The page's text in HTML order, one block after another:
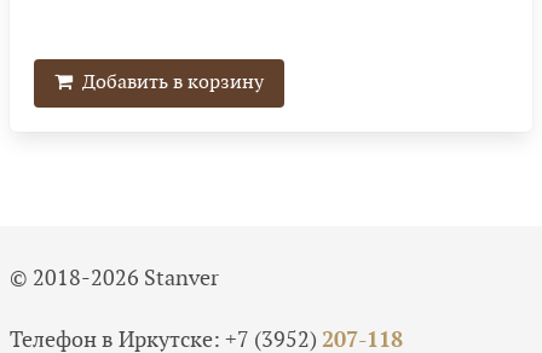
Добавить в корзину
© 2018-2026 Stanver
Телефон в Иркутске: +7 (3952) 207-118